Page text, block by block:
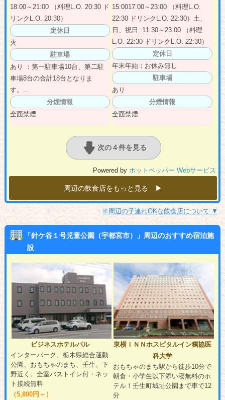
18:00～21:00 （料理L.O. 20:30 ド
リンクL.O. 20:30）
定休日
火
駐車場
あり ：第一駐車場10台、第二駐
車場8台の合計18台となりま
す。...
分煙情報
全面禁煙
15:0017:00～23:00 （料理L.O.
22:30 ドリンクL.O. 22:30）土、
日、祝日: 11:30～23:00 （料理
L.O. 22:30 ドリンクL.O. 22:30）
定休日
年末年始：お休み無し
駐車場
あり
分煙情報
全面禁煙
次の４件を見る
Powered byホットペッパー Webサービス
周辺の飲食店をもっと見る ▶︎
※周辺の子連れOKな飲食店について ▼
「針ケ谷１号児童公園（宇都宮市）」周辺のおすすめ宿泊施
設
ビジネスホテルパル
インターパーク、栃木県総合運動
公園、おもちゃのまち、壬生、下
野近く。全室バストイレ付・ネッ
ト接続無料
（5,800円～）
東横ＩＮＮホスピタルイン獨協医
科大学
おもちゃのまち駅から徒歩10分で
朝食・小学生以下添い寝無料のホ
テル！壬生町城址公園まで車で12
分